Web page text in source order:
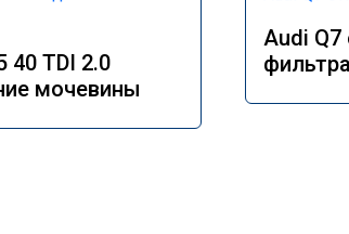
40 TDI 2.0
мочевины
Audi